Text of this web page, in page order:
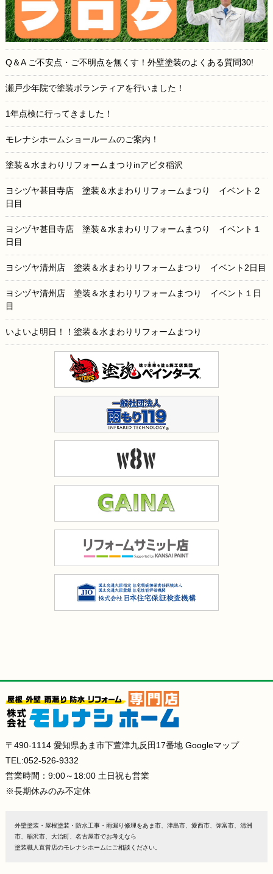
Q＆A ご不安点・ご不明点を無くす！外壁塗装のよくある質問30!
瀬戸少年院で塗装ボランティアを行いました！
1年点検に行ってきました！
モレナシホームショールームのご案内！
塗装＆水まわりリフォームまつりinアピタ稲沢
ヨシヅヤ甚目寺店 塗装＆水まわりリフォームまつり イベント２
日目
ヨシヅヤ甚目寺店 塗装＆水まわりリフォームまつり イベント１
日目
ヨシヅヤ清州店 塗装＆水まわりリフォームまつり イベント2日目
ヨシヅヤ清州店 塗装＆水まわりリフォームまつり イベント１日
目
いよいよ明日！！塗装＆水まわりリフォームまつり
〒490-1114 愛知県あま市下萱津九反田17番地 Googleマップ
TEL:052-526-9332
営業時間：9:00～18:00 土日祝も営業
※長期休みのみ不定休
外壁塗装・屋根塗装・防水工事・雨漏り修理をあま市、津島市、愛西市、弥富市、清洲
市、稲沢市、大治町、名古屋市でお考えなら
塗装職人直営店のモレナシホームにご相談ください。